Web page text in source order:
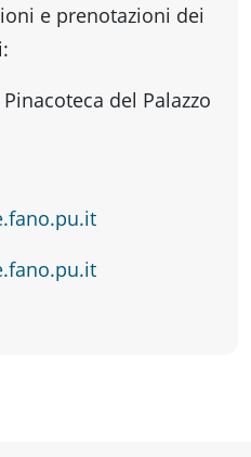
e prenotazioni dei
del Palazzo